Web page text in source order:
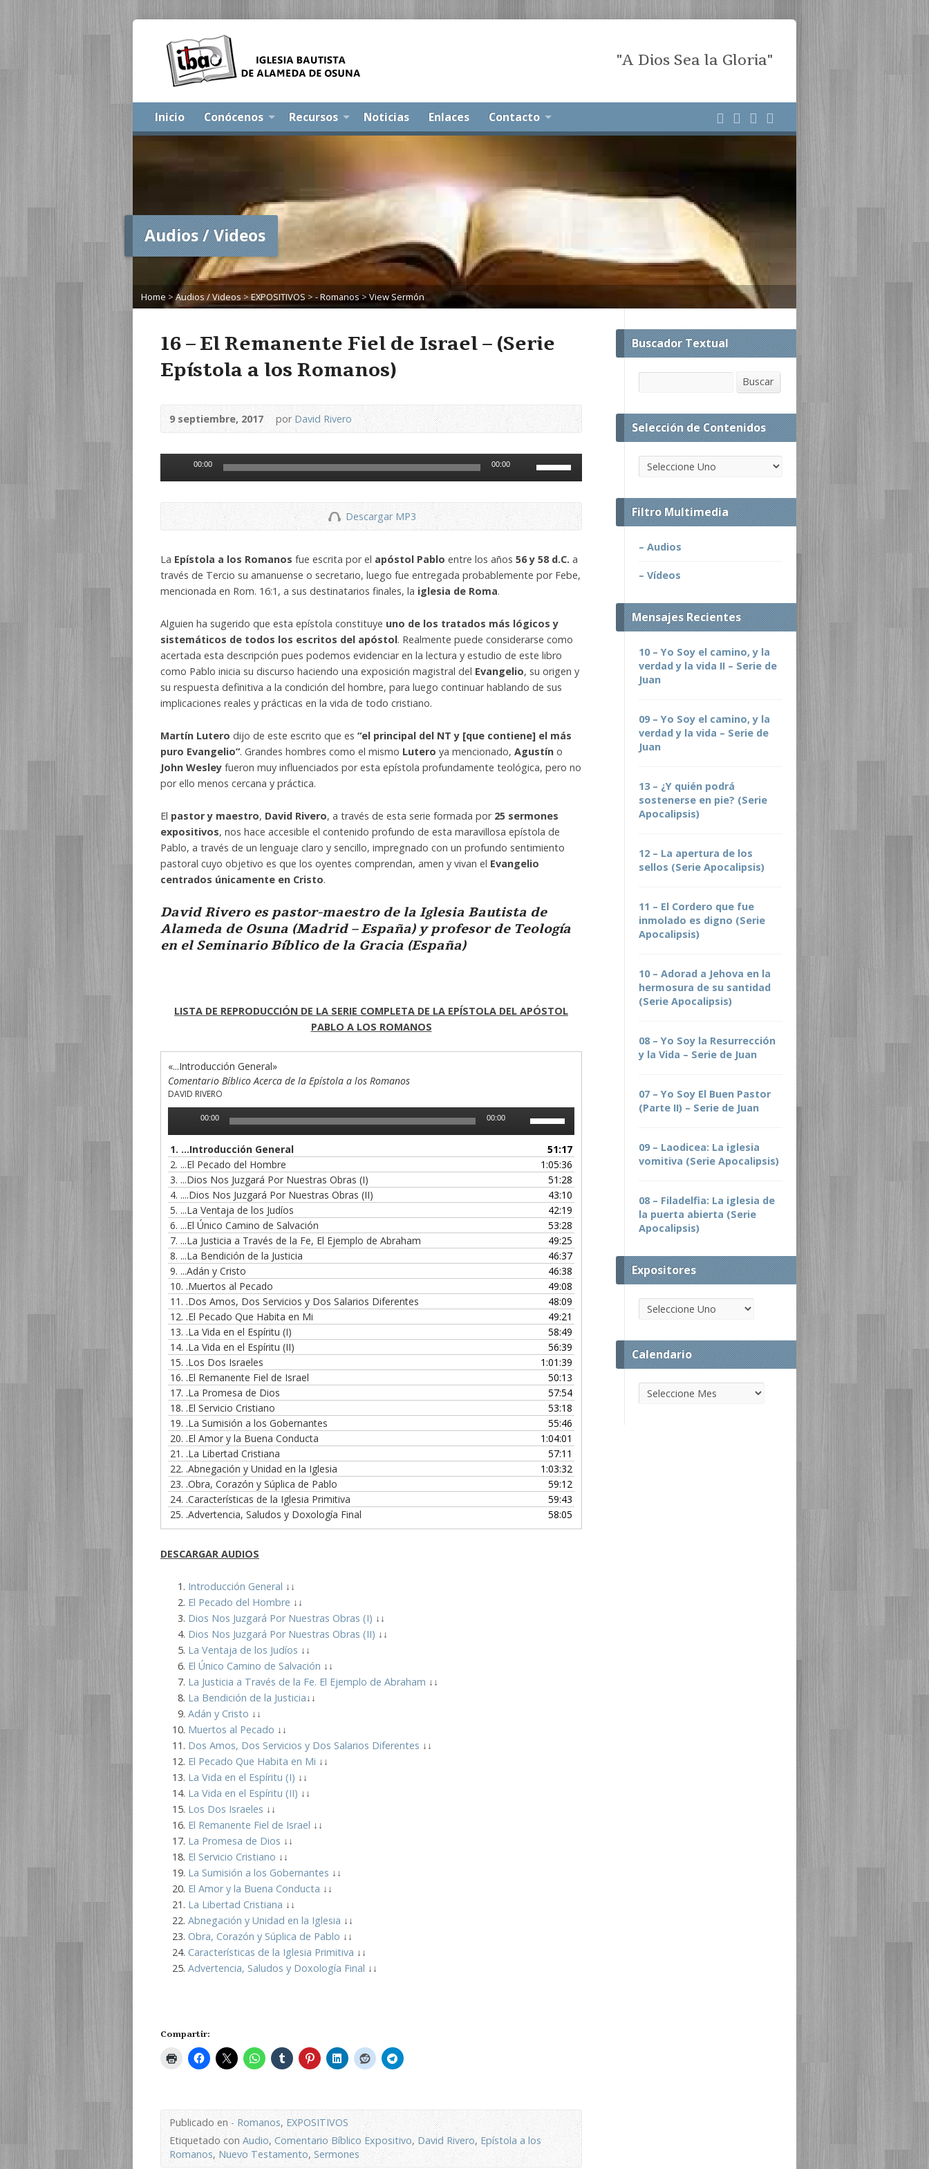
"A Dios Sea la Gloria"
Inicio Conócenos Recursos Noticias Enlaces Contacto
Audios / Videos
Home >Audios / Videos>EXPOSITIVOS>- Romanos>View Sermón
16 – El Remanente Fiel de Israel – (Serie
Epístola a los Romanos)
9 septiembre, 2017 porDavid Rivero
Reproductor
00:00 00:00
de
flecha
para
aumentar
el
volumen.
Descargar MP3
La Epístola a los Romanos fue escrita por el apóstol Pablo entre los años 56 y 58 d.C. a
través de Tercio su amanuense o secretario, luego fue entregada probablemente por Febe,
mencionada en Rom. 16:1, a sus destinatarios finales, la iglesia de Roma.
Alguien ha sugerido que esta epístola constituye uno de los tratados más lógicos y
sistemáticos de todos los escritos del apóstol. Realmente puede considerarse como
acertada esta descripción pues podemos evidenciar en la lectura y estudio de este libro
como Pablo inicia su discurso haciendo una exposición magistral del Evangelio, su origen y
su respuesta definitiva a la condición del hombre, para luego continuar hablando de sus
implicaciones reales y prácticas en la vida de todo cristiano.
Martín Lutero dijo de este escrito que es “el principal del NT y [que contiene] el más
puro Evangelio”. Grandes hombres como el mismo Lutero ya mencionado, Agustín o
John Wesley fueron muy influenciados por esta epístola profundamente teológica, pero no
por ello menos cercana y práctica.
El pastor y maestro, David Rivero, a través de esta serie formada por 25 sermones
expositivos, nos hace accesible el contenido profundo de esta maravillosa epístola de
Pablo, a través de un lenguaje claro y sencillo, impregnado con un profundo sentimiento
pastoral cuyo objetivo es que los oyentes comprendan, amen y vivan el Evangelio
centrados únicamente en Cristo.
David Rivero es pastor-maestro de la Iglesia Bautista de
Alameda de Osuna (Madrid – España) y profesor de Teología
en el Seminario Bíblico de la Gracia (España)
LISTA DE REPRODUCCIÓN DE LA SERIE COMPLETA DE LA EPÍSTOLA DEL APÓSTOL
PABLO A LOS ROMANOS
«...Introducción General»
Comentario Bíblico Acerca de la Epístola a los Romanos
DAVID RIVERO
Reproductor
audio
00:00 00:00
de
flecha
arriba/abajo
para
aumentar
disminuir
volumen.
1. ...Introducción General
51:17
2. ...El Pecado del Hombre
1:05:36
3. ...Dios Nos Juzgará Por Nuestras Obras (I)
51:28
4. ....Dios Nos Juzgará Por Nuestras Obras (II)
43:10
5. ...La Ventaja de los Judíos
42:19
6. ...El Único Camino de Salvación
53:28
7. ...La Justicia a Través de la Fe, El Ejemplo de Abraham
49:25
8. ...La Bendición de la Justicia
46:37
9. ...Adán y Cristo
46:38
10. .Muertos al Pecado
49:08
11. .Dos Amos, Dos Servicios y Dos Salarios Diferentes
48:09
12. .El Pecado Que Habita en Mi
49:21
13. .La Vida en el Espíritu (I)
58:49
14. .La Vida en el Espíritu (II)
56:39
15. .Los Dos Israeles
1:01:39
16. .El Remanente Fiel de Israel
50:13
17. .La Promesa de Dios
57:54
18. .El Servicio Cristiano
53:18
19. .La Sumisión a los Gobernantes
55:46
20. .El Amor y la Buena Conducta
1:04:01
21. .La Libertad Cristiana
57:11
22. .Abnegación y Unidad en la Iglesia
1:03:32
23. .Obra, Corazón y Súplica de Pablo
59:12
24. .Características de la Iglesia Primitiva
59:43
25. .Advertencia, Saludos y Doxología Final 58:05
DESCARGAR AUDIOS
Introducción General ↓↓
El Pecado del Hombre ↓↓
Dios Nos Juzgará Por Nuestras Obras (I) ↓↓
Dios Nos Juzgará Por Nuestras Obras (II) ↓↓
La Ventaja de los Judíos ↓↓
El Único Camino de Salvación ↓↓
La Justicia a Través de la Fe. El Ejemplo de Abraham ↓↓
La Bendición de la Justicia↓↓
Adán y Cristo ↓↓
Muertos al Pecado ↓↓
Dos Amos, Dos Servicios y Dos Salarios Diferentes ↓↓
El Pecado Que Habita en Mi ↓↓
La Vida en el Espíritu (I) ↓↓
La Vida en el Espíritu (II) ↓↓
Los Dos Israeles ↓↓
El Remanente Fiel de Israel ↓↓
La Promesa de Dios ↓↓
El Servicio Cristiano ↓↓
La Sumisión a los Gobernantes ↓↓
El Amor y la Buena Conducta ↓↓
La Libertad Cristiana ↓↓
Abnegación y Unidad en la Iglesia ↓↓
Obra, Corazón y Súplica de Pablo ↓↓
Características de la Iglesia Primitiva ↓↓
Advertencia, Saludos y Doxología Final ↓↓
Compartir:
Publicado en- Romanos,EXPOSITIVOS
Etiquetado conAudio,Comentario Bíblico Expositivo,David Rivero,Epístola a los
Romanos, Nuevo Testamento,Sermones
Buscador Textual
Buscar
Selección de Contenidos
Filtro Multimedia
– Audios
– Vídeos
Mensajes Recientes
10 – Yo Soy el camino, y la
verdad y la vida II – Serie de
Juan
09 – Yo Soy el camino, y la
verdad y la vida – Serie de
Juan
13 – ¿Y quién podrá
sostenerse en pie? (Serie
Apocalipsis)
12 – La apertura de los
sellos (Serie Apocalipsis)
11 – El Cordero que fue
inmolado es digno (Serie
Apocalipsis)
10 – Adorad a Jehova en la
hermosura de su santidad
(Serie Apocalipsis)
08 – Yo Soy la Resurrección
y la Vida – Serie de Juan
07 – Yo Soy El Buen Pastor
(Parte II) – Serie de Juan
09 – Laodicea: La iglesia
vomitiva (Serie Apocalipsis)
08 – Filadelfia: La iglesia de
la puerta abierta (Serie
Apocalipsis)
Expositores
Calendario